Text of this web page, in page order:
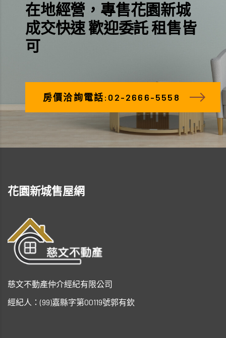
在地經營，專售花園新城
成交快速 歡迎委託 租售皆
可
房價洽詢電話:02-2666-5558
花園新城售屋網
慈文不動產仲介經紀有限公司
經紀人：(99)嘉縣字第00119號郭有欽